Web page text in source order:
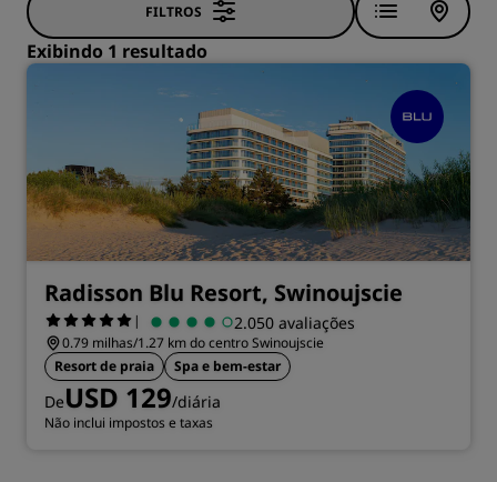
FILTROS
Exibindo 1 resultado
Radisson Blu Resort, Swinoujscie
| 2.050 avaliações
0.79 milhas/1.27 km do centro Swinoujscie
Resort de praia
Spa e bem-estar
DeUSD 129/diária
Não inclui impostos e taxas